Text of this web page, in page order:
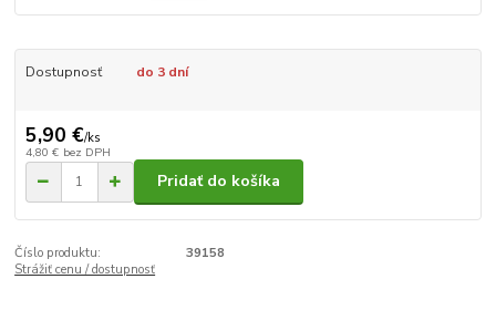
Dostupnosť do 3 dní
5,90 €/ks
4,80 € bez DPH
Pridať do košíka
Číslo produktu:
39158
Strážiť cenu / dostupnosť